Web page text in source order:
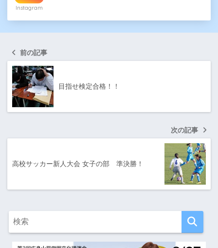
Instagram
前の記事
目指せ検定合格！！
次の記事
高校サッカー新人大会 女子の部 準決勝！